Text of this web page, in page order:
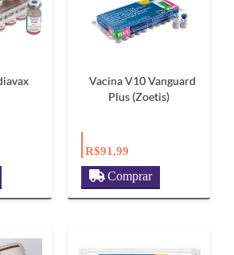
Vacina V10 Vanguard
Plus (Zoetis)
R$91,99
Comprar